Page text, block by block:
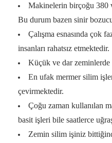
Makinelerin birçoğu 380
Bu durum bazen sinir
Çalışma esnasında çok
insanları rahatsız etmektedir.
Küçük ve dar zeminlerde
En ufak mermer silim
çevirmektedir.
Çoğu zaman kullanılan
basit işleri bile saatlerce
Zemin silim işiniz